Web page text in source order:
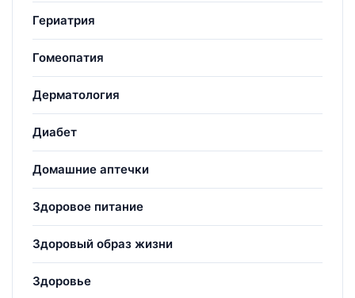
Гериатрия
Гомеопатия
Дерматология
Диабет
Домашние аптечки
Здоровое питание
Здоровый образ жизни
Здоровье